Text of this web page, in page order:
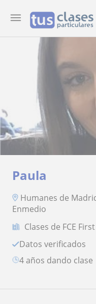
Paula
Humanes de
Enmedio
Clases de FCE
Datos verificados
4 años dando clase